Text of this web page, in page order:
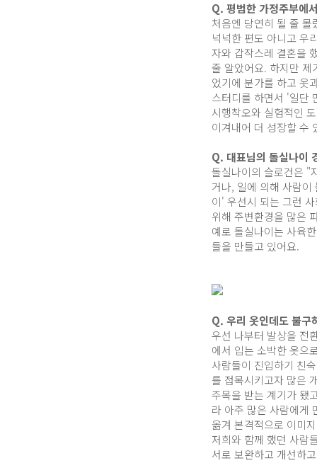
Q. 평범한 가정주부에
처음엔 당연히 될 줄
넉넉한 편도 아니고 우
자와 갑작스레 결혼을
줄 알았어요. 하지만 제
었기에 분가를 하고 옷
스터디를 하면서 '일단
시행착오와 실험적인
이겨내어 더 성장할 수
Q. 대표님의 돌실나이
돌실나이의 슬로건은 "
거나, 일에 의해 사람
이' 우선시 되는 그런
위해 주변환경을 많은
예로 돌실나이는 사육
들을 만들고 있어요.
Q. 우리 옷인데도 불구
우선 나부터 발상을 전
에서 입는 소박한 옷으
사람들이 진입하기 친
를 접목시키고자 많은
주목을 받는 계기가 됐
라 아주 많은 사람에게
옮겨 본격적으로 이미
저희와 함께 했던 사람
서로 보완하고 개선하